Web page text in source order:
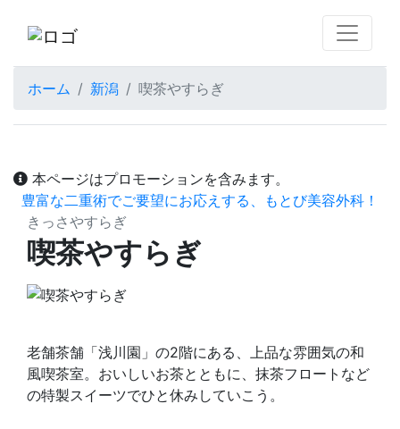
ホーム 新潟 喫茶やすらぎ
本ページはプロモーションを含みます。
豊富な二重術でご要望にお応えする、もとび美容外科！
きっさやすらぎ
喫茶やすらぎ
老舗茶舗「浅川園」の2階にある、上品な雰囲気の和
風喫茶室。おいしいお茶とともに、抹茶フロートなど
の特製スイーツでひと休みしていこう。